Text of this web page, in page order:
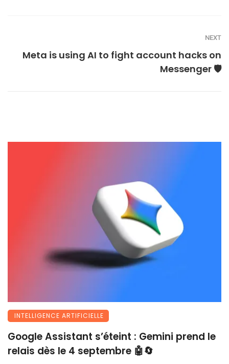
NEXT
Meta is using AI to fight account hacks on
Messenger 🛡️
INTELLIGENCE ARTIFICIELLE
Google Assistant s’éteint : Gemini prend le
relais dès le 4 septembre 🤖🔄